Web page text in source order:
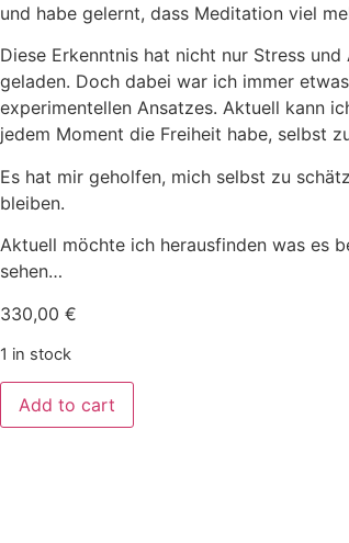
und habe gelernt, dass Meditation viel
Diese Erkenntnis hat nicht nur Stress
geladen. Doch dabei war ich immer
experimentellen Ansatzes. Aktuell kann
jedem Moment die Freiheit habe, selbst
Es hat mir geholfen, mich selbst zu
bleiben.
Aktuell möchte ich herausfinden was es
sehen…
330,00 €
1 in stock
Add to cart